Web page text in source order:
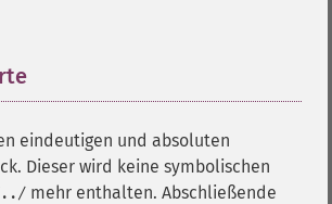
eindeutigen und absoluten
Dieser wird keine symbolischen
mehr enthalten. Abschließende